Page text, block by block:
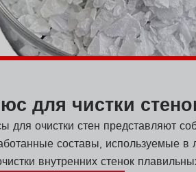
для чистки
для очистки стен представляют
составы, используемые
внутренних стенок